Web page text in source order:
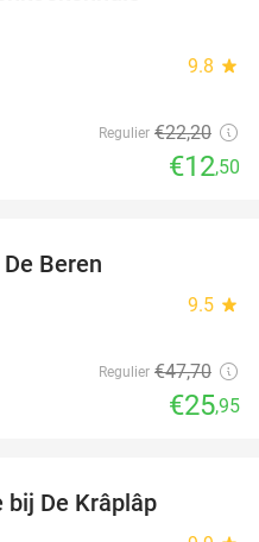
9.8 star
Regulier €22,20
€12,50
Beren
9.5 star
Regulier €47,70
€25,95
bij De Krâplâp